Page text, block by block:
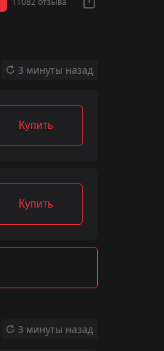
3 минуты назад
Купить
Купить
3 минуты назад